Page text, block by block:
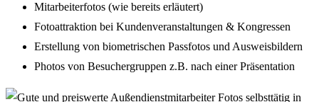
Mitarbeiterfotos (wie bereits erläutert)
Fotoattraktion bei Kundenveranstaltungen & Kongressen
Erstellung von biometrischen Passfotos und Ausweisbildern
Photos von Besuchergruppen z.B. nach einer Präsentation